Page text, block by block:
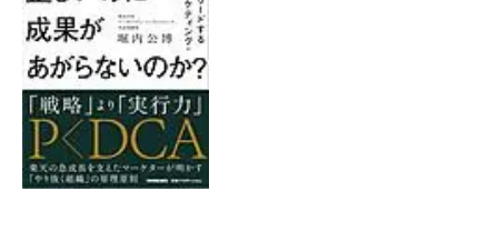
8月7日 10:00